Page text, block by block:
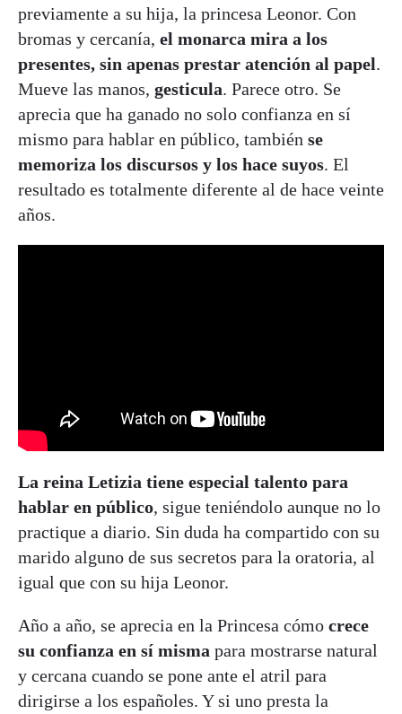
previamente a su hija, la princesa Leonor. Con
bromas y cercanía, el monarca mira a los
presentes, sin apenas prestar atención al papel.
Mueve las manos, gesticula. Parece otro. Se
aprecia que ha ganado no solo confianza en sí
mismo para hablar en público, también se
memoriza los discursos y los hace suyos. El
resultado es totalmente diferente al de hace veinte
años.
La reina Letizia tiene especial talento para
hablar en público, sigue teniéndolo aunque no lo
practique a diario. Sin duda ha compartido con su
marido alguno de sus secretos para la oratoria, al
igual que con su hija Leonor.
Año a año, se aprecia en la Princesa cómo crece
su confianza en sí misma para mostrarse natural
y cercana cuando se pone ante el atril para
dirigirse a los españoles. Y si uno presta la